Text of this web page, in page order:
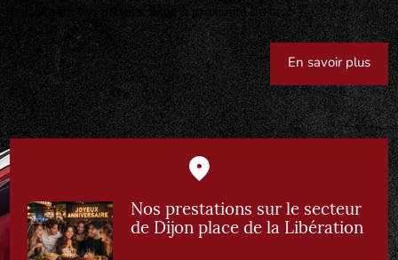
réussite de vos projets. Situé à proximité de la ...
En savoir plus
Nos prestations sur le secteur
de Dijon place de la Libération